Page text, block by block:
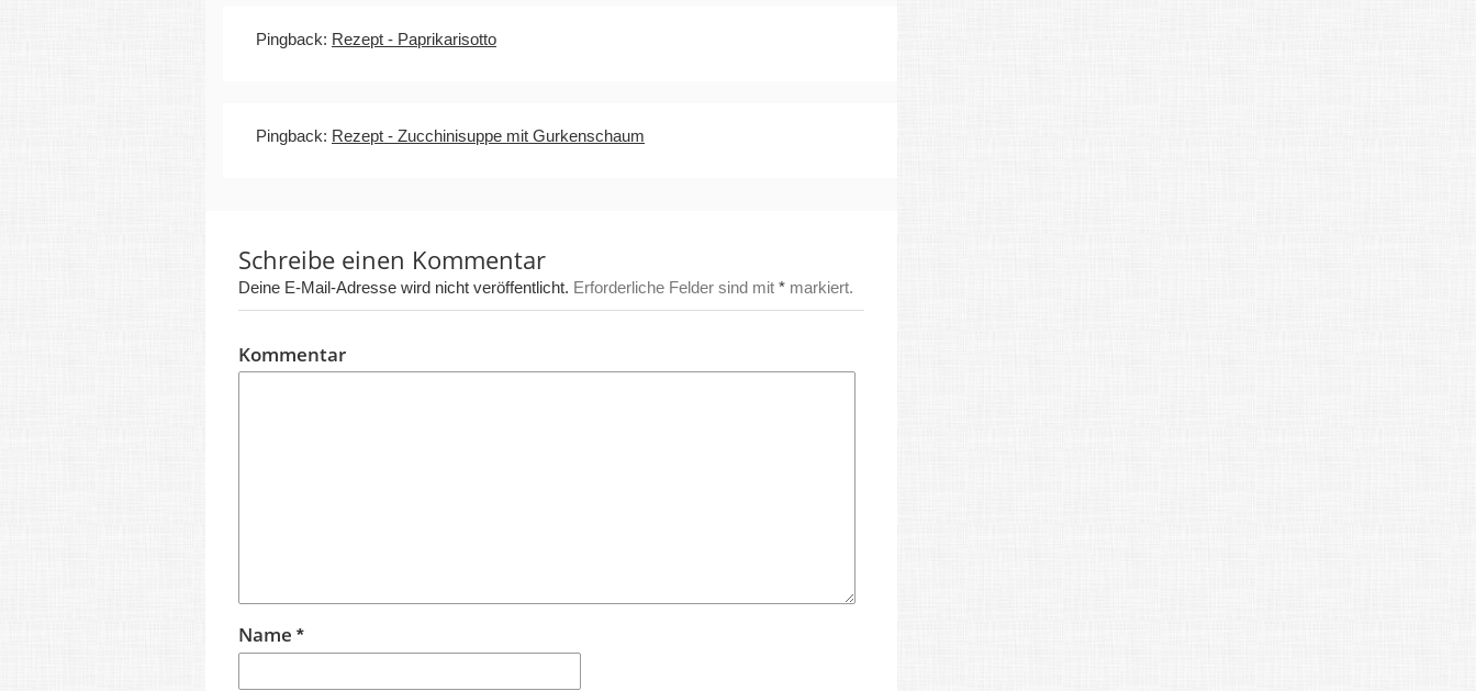
Pingback: Rezept - Paprikarisotto
Pingback: Rezept - Zucchinisuppe mit Gurkenschaum
Schreibe einen Kommentar
Deine E-Mail-Adresse wird nicht veröffentlicht. Erforderliche Felder sind mit * markiert.
Kommentar
Name *